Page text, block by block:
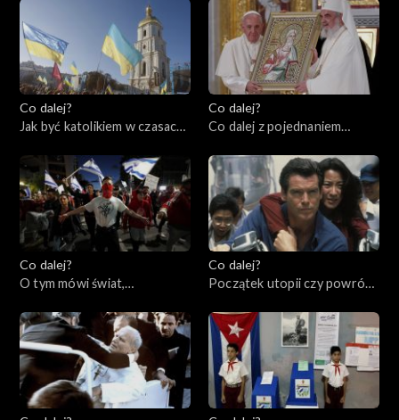
11.04.2023
Co dalej?
Jak być katolikiem w czasach
Co dalej?
Co dalej z pojednaniem
04.04.2023
Co dalej?
O tym mówi świat,
Co dalej?
Początek utopii czy powrót